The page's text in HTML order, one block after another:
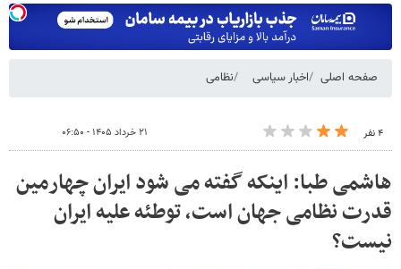
صفحه اصلی اخبار سیاسی نظامی
۴ نفر ۲۱ خرداد ۱۴۰۵ - ۰۶:۵۰
هاشمی طبا: اینکه گفته می شود ایران چهارمین
قدرت نظامی جهان است، توطئه علیه ایران
نیست؟